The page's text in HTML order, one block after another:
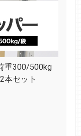
重300/500kg
本セット